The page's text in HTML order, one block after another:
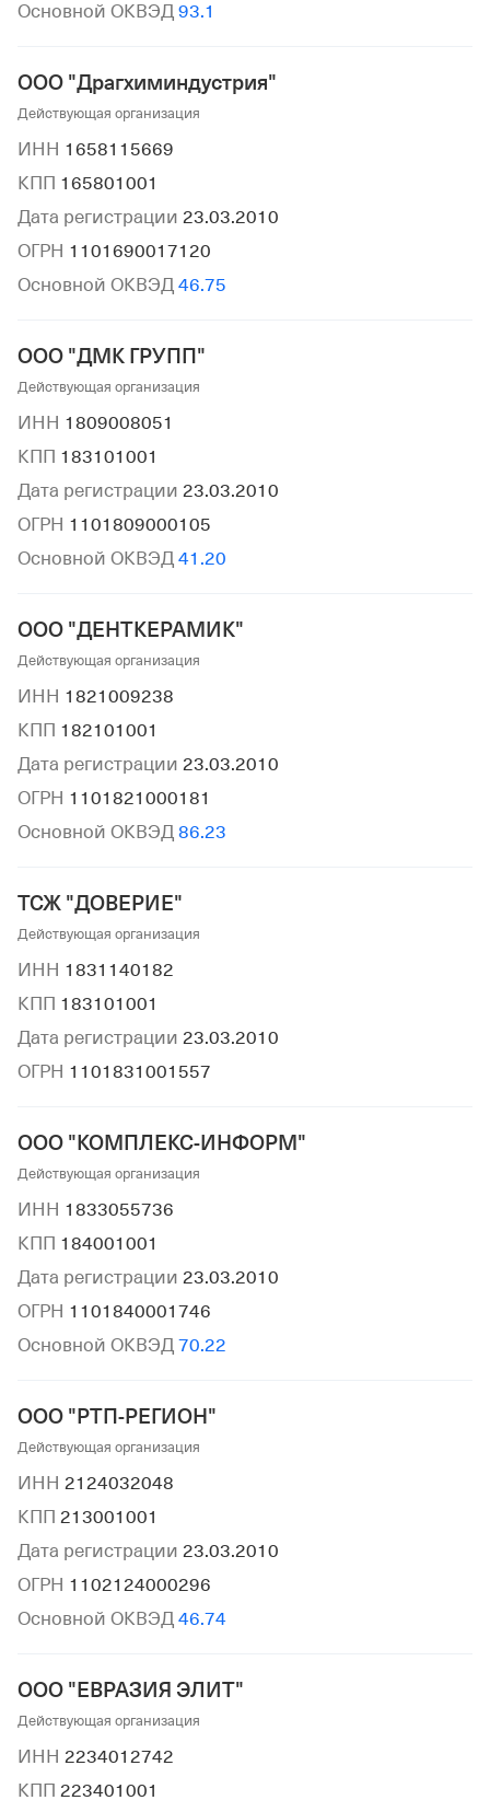
Основной ОКВЭД 93.1
ООО "Драгхиминдустрия"
Действующая организация
ИНН 1658115669
КПП 165801001
Дата регистрации 23.03.2010
ОГРН 1101690017120
Основной ОКВЭД 46.75
ООО "ДМК ГРУПП"
Действующая организация
ИНН 1809008051
КПП 183101001
Дата регистрации 23.03.2010
ОГРН 1101809000105
Основной ОКВЭД 41.20
ООО "ДЕНТКЕРАМИК"
Действующая организация
ИНН 1821009238
КПП 182101001
Дата регистрации 23.03.2010
ОГРН 1101821000181
Основной ОКВЭД 86.23
ТСЖ "ДОВЕРИЕ"
Действующая организация
ИНН 1831140182
КПП 183101001
Дата регистрации 23.03.2010
ОГРН 1101831001557
ООО "КОМПЛЕКС-ИНФОРМ"
Действующая организация
ИНН 1833055736
КПП 184001001
Дата регистрации 23.03.2010
ОГРН 1101840001746
Основной ОКВЭД 70.22
ООО "РТП-РЕГИОН"
Действующая организация
ИНН 2124032048
КПП 213001001
Дата регистрации 23.03.2010
ОГРН 1102124000296
Основной ОКВЭД 46.74
ООО "ЕВРАЗИЯ ЭЛИТ"
Действующая организация
ИНН 2234012742
КПП 223401001